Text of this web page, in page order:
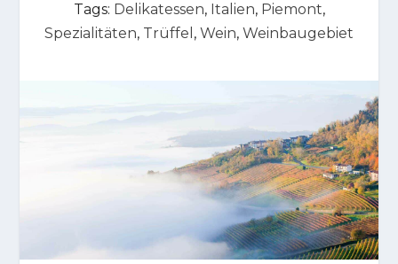
Tags: Delikatessen, Italien, Piemont,
Spezialitäten, Trüffel , Wein, Weinbaugebiet